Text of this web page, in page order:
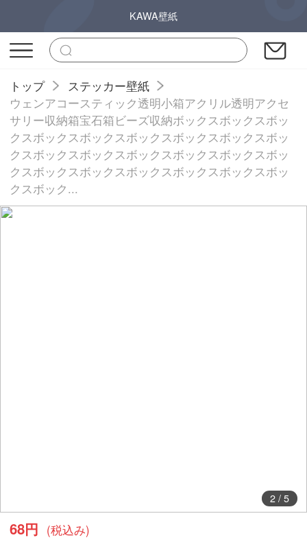
KAWA壁紙
トップ
ステッカー壁紙
ウェンアコースティック透明小箱アクリル透明アクセ
サリー収納箱宝石箱ビーズ収納ボックスボックスボッ
クスボックスボックスボックスボックスボックスボッ
クスボックスボックスボックスボックスボックスボッ
クスボックスボックスボックスボックスボックスボッ
クスボック...
2/ 5
68円 (税込み)